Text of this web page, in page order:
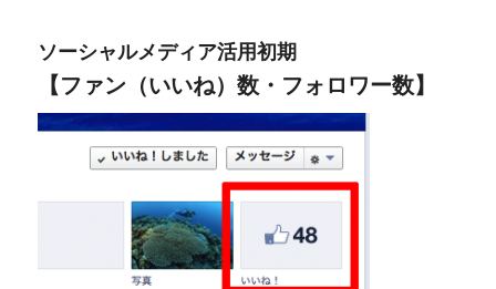
ソーシャルメディア活用初期
【ファン（いいね）数・フォロワー数】